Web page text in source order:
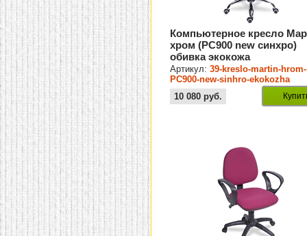
Компьютерное кресло
хром (PC900 new синхро)
обивка экокожа
Артикул:39-kreslo-martin-hrom-
PC900-new-sinhro-ekokozha
10 080 руб.